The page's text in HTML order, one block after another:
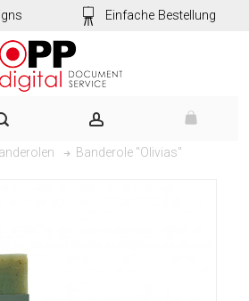
Einfache Bestellung
Banderole "Olivias"